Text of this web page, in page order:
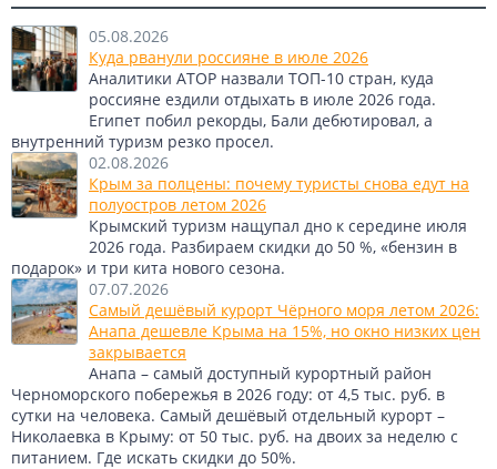
05.08.2026
Куда рванули россияне в июле 2026
Аналитики АТОР назвали ТОП-10 стран, куда
россияне ездили отдыхать в июле 2026 года.
Египет побил рекорды, Бали дебютировал, а
внутренний туризм резко просел.
02.08.2026
Крым за полцены: почему туристы снова едут на
полуостров летом 2026
Крымский туризм нащупал дно к середине июля
2026 года. Разбираем скидки до 50 %, «бензин в
подарок» и три кита нового сезона.
07.07.2026
Самый дешёвый курорт Чёрного моря летом 2026:
Анапа дешевле Крыма на 15%, но окно низких цен
закрывается
Анапа – самый доступный курортный район
Черноморского побережья в 2026 году: от 4,5 тыс. руб. в
сутки на человека. Самый дешёвый отдельный курорт –
Николаевка в Крыму: от 50 тыс. руб. на двоих за неделю с
питанием. Где искать скидки до 50%.